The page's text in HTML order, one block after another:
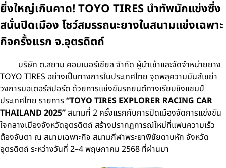
ยิ่งใหญ่เกินคาด! TOYO TIRES นำทัพนักแข่งซิ่ง
สนั่นปิดเมือง โชว์สมรรถนะยางในสนามแข่งเฉพาะ
กิจครั้งแรก จ.อุตรดิตถ์
บริษัท ต.สยาม คอมเมอร์เชียล จำกัด ผู้นำเข้าและจัดจำหน่ายยาง
TOYO TIRES อย่างเป็นทางการในประเทศไทย จุดพลุความมันส์เขย่า
วงการมอเตอร์สปอร์ต ด้วยการแข่งขันรถยนต์ทางเรียบชิงแชมป์
ประเทศไทย รายการ“TOYO TIRES EXPLORER RACING CAR
THAILAND 2025”สนามที่ 2 ครั้งแรกกับการปิดเมืองจัดการแข่งขัน
ใจกลางเมืองจังหวัดอุตรดิตถ์ สร้างปรากฏการณ์ใหม่ที่แฟนความเร็ว
ต้องจับตา ณ สนามเฉพาะกิจ สนามกีฬาพระยาพิชัยดาบหัก จังหวัด
อุตรดิตถ์ ระหว่างวันที่ 2–4 พฤษภาคม 2568 ที่ผ่านมา